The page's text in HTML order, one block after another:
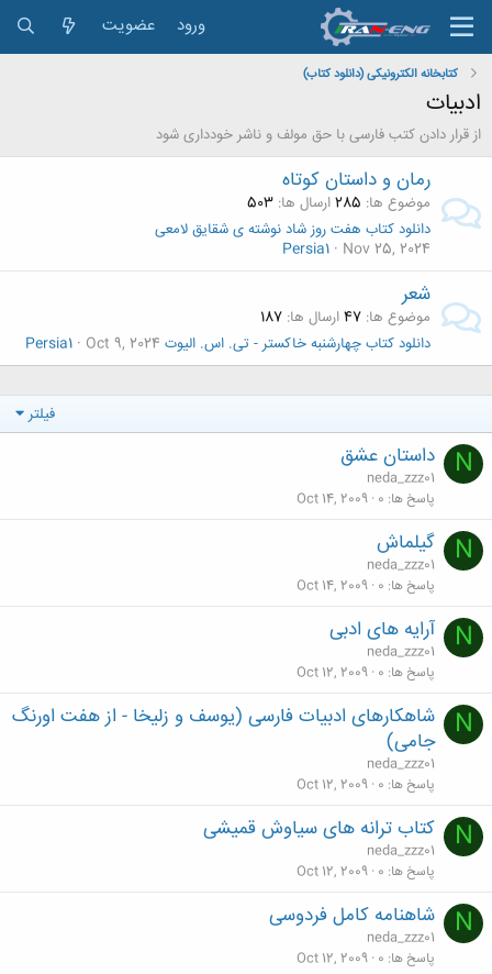
ورود عضویت
کتابخانه الکترونیکی (دانلود کتاب)
ادبیات
از قرار دادن کتب فارسی با حق مولف و ناشر خودداری شود
رمان و داستان کوتاه
موضوع ها 285ارسال ها 503
دانلود کتاب هفت روز شاد نوشته ی شقایق لامعی
Nov 25, 2024
Persia1
شعر
موضوع ها 47ارسال ها 187
دانلود کتاب چهارشنبه خاکستر - تی. اس. الیوت Oct 9, 2024
Persia1
فیلتر
N داستان عشق
neda_zzz01
پاسخ ها 0
Oct 14, 2009
N گيلماش
neda_zzz01
پاسخ ها 0
Oct 14, 2009
N آرایه های ادبی
neda_zzz01
پاسخ ها 0
Oct 12, 2009
N
شاهکارهای ادبیات فارسی (یوسف و زلیخا - از هفت اورنگ
جامی)
neda_zzz01
پاسخ ها 0
Oct 12, 2009
N کتاب ترانه های سیاوش قمیشی
neda_zzz01
پاسخ ها 0
Oct 12, 2009
N شاهنامه کامل فردوسی
neda_zzz01
پاسخ ها 0
Oct 12, 2009